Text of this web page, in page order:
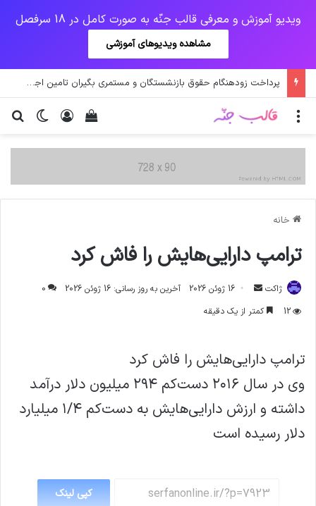
ویدیو آموزش و معرفی قالب جنّه به صورت کامل در 18 سرفصل
مشاهده ویدیوهای آموزشی
پرداخت زودهنگام حقوق بازنشستگان و مستمری بگیران تامین اجتماعی
تغییر ورود
دیدن سبد خرید منو
خانه
ترامپ دارایی‌هایش را فاش کرد
ژاکت
ارسال
ایمیل
16 ژوئن 2026 آخرین به روز رسانی: 16 ژوئن 2026
0
12
کمتر از یک دقیقه
ترامپ دارایی‌هایش را فاش کرد
وی در سال ۲۰۱۶ دست‌کم ۲۹۴ میلیون دلار درآمد
داشته و ارزش دارایی‌هایش به دست‌کم ۱/۴ میلیارد
دلار رسیده است
کپی لینک